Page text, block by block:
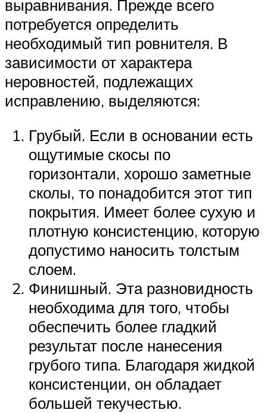
выравнивания. Прежде всего
потребуется определить
необходимый тип ровнителя. В
зависимости от характера
неровностей, подлежащих
исправлению, выделяются:
Грубый. Если в основании есть
ощутимые скосы по
горизонтали, хорошо заметные
сколы, то понадобится этот тип
покрытия. Имеет более сухую и
плотную консистенцию, которую
допустимо наносить толстым
слоем.
Финишный. Эта разновидность
необходима для того, чтобы
обеспечить более гладкий
результат после нанесения
грубого типа. Благодаря жидкой
консистенции, он обладает
большей текучестью.